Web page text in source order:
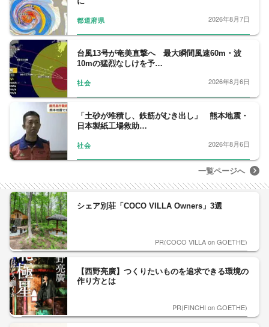
都道府県 2026年8月7日
台風13号が奄美直撃へ 最大瞬間風速60m・波
10mの猛烈なしけを予…
社会 2026年8月6日
「土砂が堆積し、鉄筋がむき出し」 熊本地震・
日本製紙工場救助…
社会 2026年8月6日
一覧ページへ
シェア別荘「COCO VILLA Owners」3選
PR(COCO VILLA on GOETHE)
【西野亮廣】つくりたいものを追求できる環境の
作り方とは
PR(FINCHI on GOETHE)